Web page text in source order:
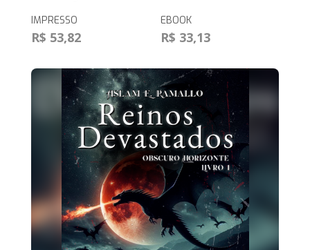
IMPRESSO
R$ 53,82
EBOOK
R$ 33,13